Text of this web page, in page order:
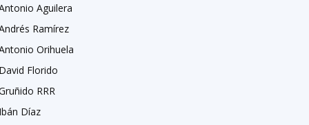
Aguilera
Ramírez
Orihuela
Florido
RRR
Díaz